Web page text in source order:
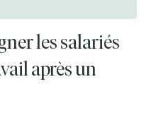
les salariés
après un